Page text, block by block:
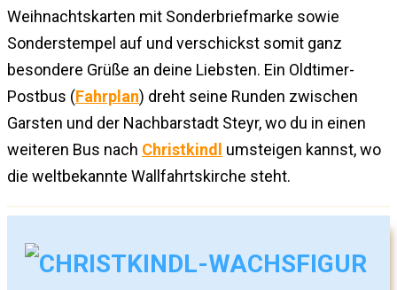
Weihnachtskarten mit Sonderbriefmarke sowie
Sonderstempel auf und verschickst somit ganz
besondere Grüße an deine Liebsten. Ein Oldtimer-
Postbus (Fahrplan) dreht seine Runden zwischen
Garsten und der Nachbarstadt Steyr, wo du in einen
weiteren Bus nach Christkindl umsteigen kannst, wo
die weltbekannte Wallfahrtskirche steht.